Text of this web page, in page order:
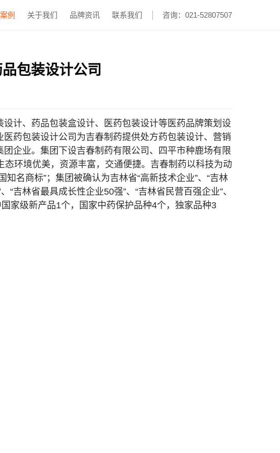
咨询：021-52807507
例 关于我们 品牌资讯 联系我们
包装设计公司
计、药品包装盒设计、医药包装设计等医药品牌策划设
医药包装设计公司为吉春制药提供处方药包装设计、营销
企业。集团下设吉春制药有限公司、四平市种鹿场有限
环境优美，资源丰富，交通便捷。吉春制药以科技为动
知名商标”；集团被确认为吉林省“高新技术企业”、“吉林
吉林省最具成长性企业50强”、“吉林省民营百强企业”、
家级新产品1个，国家中药保护品种4个，独家品种3